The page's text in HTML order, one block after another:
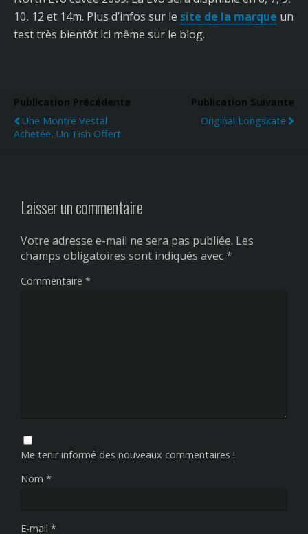
10, 12 et 14m. Plus d’infos sur le site de la marque un
test très bientôt ici même sur le blog.
Publication Précédente
Une Montre Vestal
Achetée, Un Tish Offert
Publication Suivante
Original Longskate
Laisser un commentaire
Votre adresse e-mail ne sera pas publiée. Les
champs obligatoires sont indiqués avec*
Commentaire *
Me tenir informé des nouveaux commentaires !
Nom *
E-mail *